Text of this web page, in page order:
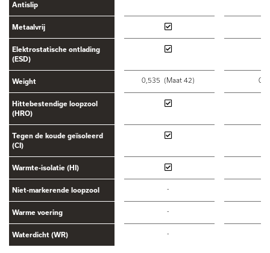
Antislip
Metaalvrij
Elektrostatische ontlading
(ESD)
Weight 0,535 (Maat 42)
Hittebestendige loopzool
(HRO)
Tegen de koude geïsoleerd
(CI)
Warmte-isolatie (HI)
Niet-markerende loopzool -
Warme voering -
Waterdicht (WR) -